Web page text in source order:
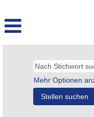
Mehr Optionen